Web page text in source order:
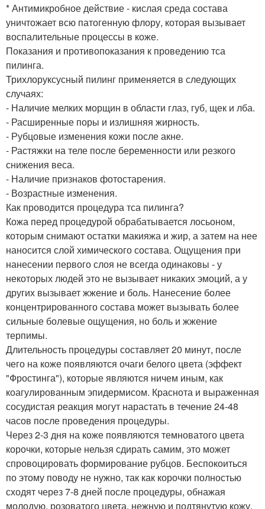
* Антимикробное действие - кислая среда состава
уничтожает всю патогенную флору, которая вызывает
воспалительные процессы в коже.
Показания и противопоказания к проведению тса
пилинга.
Трихлоруксусный пилинг применяется в следующих
случаях:
- Наличие мелких морщин в области глаз, губ, щек и лба.
- Расширенные поры и излишняя жирность.
- Рубцовые изменения кожи после акне.
- Растяжки на теле после беременности или резкого
снижения веса.
- Наличие признаков фотостарения.
- Возрастные изменения.
Как проводится процедура тса пилинга?
Кожа перед процедурой обрабатывается лосьоном,
которым снимают остатки макияжа и жир, а затем на нее
наносится слой химического состава. Ощущения при
нанесении первого слоя не всегда одинаковы - у
некоторых людей это не вызывает никаких эмоций, а у
других вызывает жжение и боль. Нанесение более
концентрированного состава может вызывать более
сильные болевые ощущения, но боль и жжение
терпимы.
Длительность процедуры составляет 20 минут, после
чего на коже появляются очаги белого цвета (эффект
"Фростинга"), которые являются ничем иным, как
коагулированным эпидермисом. Краснота и выраженная
сосудистая реакция могут нарастать в течение 24-48
часов после проведения процедуры.
Через 2-3 дня на коже появляются темноватого цвета
корочки, которые нельзя сдирать самим, это может
спровоцировать формирование рубцов. Беспокоиться
по этому поводу не нужно, так как корочки полностью
сходят через 7-8 дней после процедуры, обнажая
молодую, розоватого цвета, нежную и подтянутую кожу.